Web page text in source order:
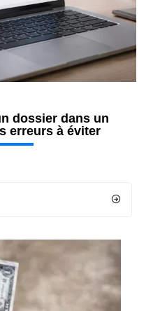
dossier dans un
erreurs à éviter